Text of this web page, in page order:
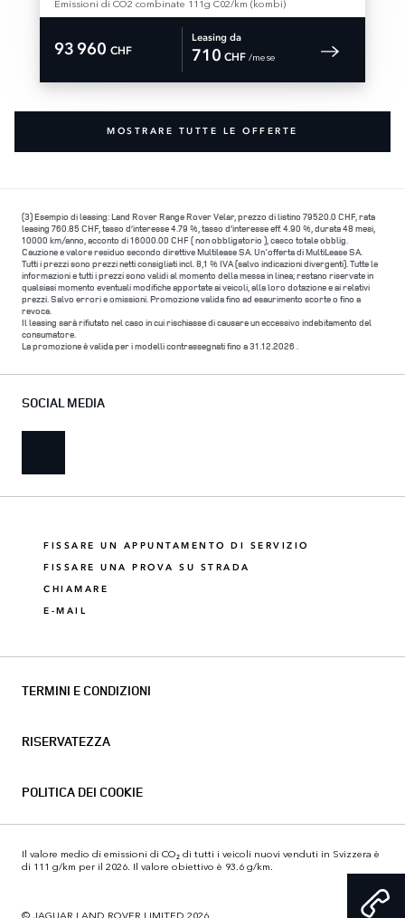
93 960 CHF
Leasing da
710 CHF /mese
MOSTRARE TUTTE LE OFFERTE
(3) Esempio di leasing: Land Rover Range Rover Velar, prezzo di listino 79520.0 CHF, rata
leasing 760.85 CHF, tasso d’interesse 4.79 %, tasso d’interesse eff. 4.90 %, durata 48 mesi,
10000 km/anno, acconto di 16000.00 CHF ( non obbligatorio ), casco totale obblig.
Cauzione e valore residuo secondo direttive Multilease SA. Un'offerta di MultiLease SA.
Tutti i prezzi sono prezzi netti consigliati incl. 8,1 % IVA (salvo indicazioni divergenti). Tutte le
informazioni e tutti i prezzi sono validi al momento della messa in linea; restano riservate in
qualsiasi momento eventuali modifiche apportate ai veicoli, alla loro dotazione e ai relativi
prezzi. Salvo errori e omissioni. Promozione valida fino ad esaurimento scorte o fino a
revoca.
Il leasing sarà rifiutato nel caso in cui rischiasse di causare un eccessivo indebitamento del
consumatore.
La promozione è valida per i modelli contrassegnati fino a 31.12.2026 .
TERMINI E CONDIZIONI
RISERVATEZZA
POLITICA DEI COOKIE
FISSARE UN APPUNTAMENTO DI SERVIZIO
FISSARE UNA PROVA SU STRADA
CHIAMARE
E-MAIL
SOCIAL MEDIA
Il valore medio di emissioni di CO₂ di tutti i veicoli nuovi venduti in Svizzera è
di 111 g/km per il 2026. Il valore obiettivo è 93.6 g/km.
© JAGUAR LAND ROVER LIMITED 2026